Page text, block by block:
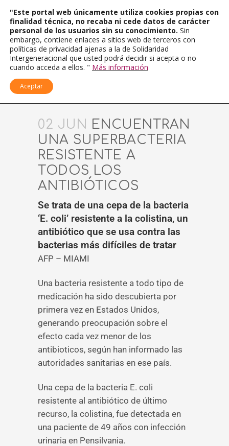
02 JUN ENCUENTRAN
UNA SUPERBACTERIA
RESISTENTE A
TODOS LOS
ANTIBIÓTICOS
Se trata de una cepa de la bacteria
‘E. coli’ resistente a la colistina, un
antibiótico que se usa contra las
bacterias más difíciles de tratar
AFP – MIAMI
Una bacteria resistente a todo tipo de
medicación ha sido descubierta por
primera vez en Estados Unidos,
generando preocupación sobre el
efecto cada vez menor de los
antibioticos, según han informado las
autoridades sanitarias en ese país.
Una cepa de la bacteria E. coli
resistente al antibiótico de último
recurso, la colistina, fue detectada en
una paciente de 49 años con infección
urinaria en Pensilvania.
"Este portal web únicamente utiliza cookies propias con
finalidad técnica, no recaba ni cede datos de carácter
personal de los usuarios sin su conocimiento. Sin
embargo, contiene enlaces a sitios web de terceros con
políticas de privacidad ajenas a la de Solidaridad
Intergeneracional que usted podrá decidir si acepta o no
cuando acceda a ellos. " Más información
Aceptar